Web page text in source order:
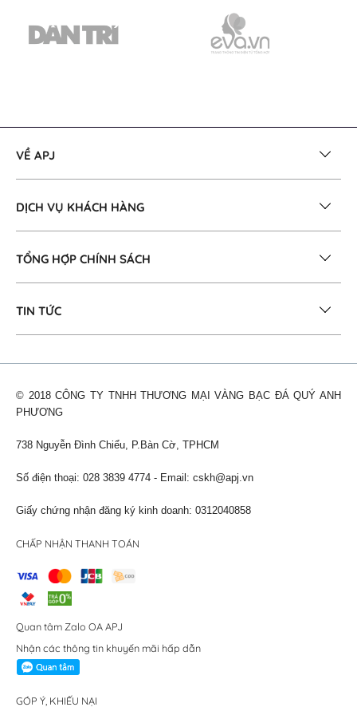
VỀ APJ
DỊCH VỤ KHÁCH HÀNG
TỔNG HỢP CHÍNH SÁCH
TIN TỨC
© 2018 CÔNG TY TNHH THƯƠNG MẠI VÀNG BẠC ĐÁ QUÝ ANH
PHƯƠNG
738 Nguyễn Đình Chiểu, P.Bàn Cờ, TPHCM
Số điện thoại: 028 3839 4774 - Email: cskh@apj.vn
Giấy chứng nhận đăng ký kinh doanh: 0312040858
CHẤP NHẬN THANH TOÁN
Quan tâm Zalo OA APJ
Nhận các thông tin khuyến mãi hấp dẫn
GÓP Ý, KHIẾU NẠI